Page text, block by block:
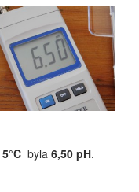
5°C byla 6,50 pH.